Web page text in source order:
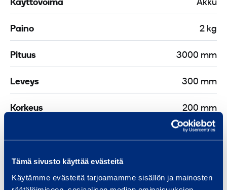
Tämä sivusto käyttää evästeitä
Käytämme evästeitä tarjoamamme sisällön ja mainosten
k
o
o
Käyttövoima Akku
Paino 2 kg
Pituus 3000 mm
Leveys 300 mm
Korkeus 200 mm
Asiakirjat